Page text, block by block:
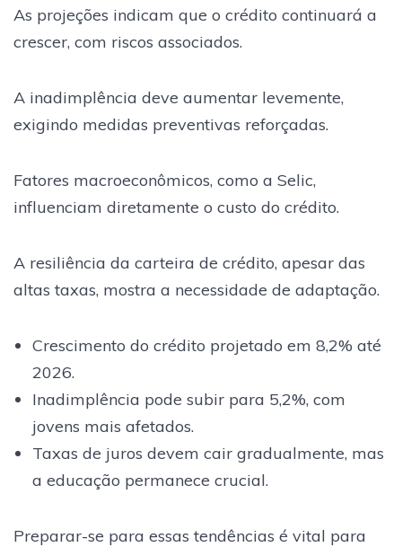
As projeções indicam que o crédito continuará a
crescer, com riscos associados.
A inadimplência deve aumentar levemente,
exigindo medidas preventivas reforçadas.
Fatores macroeconômicos, como a Selic,
influenciam diretamente o custo do crédito.
A resiliência da carteira de crédito, apesar das
altas taxas, mostra a necessidade de adaptação.
Crescimento do crédito projetado em 8,2% até
2026.
Inadimplência pode subir para 5,2%, com
jovens mais afetados.
Taxas de juros devem cair gradualmente, mas
a educação permanece crucial.
Preparar-se para essas tendências é vital para